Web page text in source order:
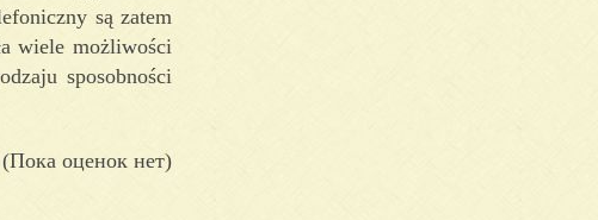
są zatem
wiele możliwości
sposobności
(Пока оценок нет)